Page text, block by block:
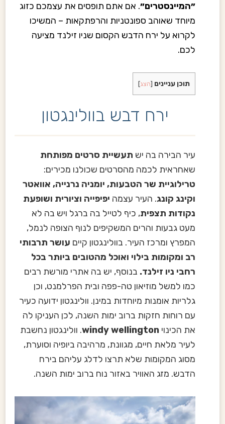
״המיינסטרים״. אם אתם תופסים את עצמכם כזוג
מיוחד שאוהב ספונטניות והרפתקאות – המשיכו
לקרוא על ירח הדבש הקסום שניו זילנד מציעה
לכם.
תוכן עניינים [הצג]
ירח דבש בוולינגטון
עיר הבירה בה יש תעשיית סרטים מפותחת
שאחראית לכמה מהסרטים שכולנו מכירים:
טרילוגיית שר הטבעות, יומניה נרנייה, אוואטר
וקינג קונג. העיר עצמה יפיפייה וציורית ושופעת
נקודות תצפית, כיף לטייל בה ברגל ויש בה לא
מעט גבעות והרים המשקיפים לנוף הצופה לנמל,
המפרץ ומרכז העיר. בוולינגטון קיים עושר תרבותי
רב ומקומות בילוי ואוכל מהטובים ביותר בכל
רחבי ניו זילנד. בנוסף, יש בה אתרי מורשת רבים
כמו למשל מוזיאון טה-פפה ובית הפרלמנט, וכן
גלריות אומנות מיוחדות במינן. וולינגטון ידועה כעיר
עם רוחות חזקות ברוב ימות השנה, לכן העניקו לה
את הכינוי windy wellington. וולינגטון נחשבת
לעיר מלאת חיים, מגוונת, מרהיבה ביופיה וסוערת,
מסוג המקומות שלא תרצו לדלג עליהם בירח
הדבש. מזג האוויר באזור נוח ברוב ימות השנה.